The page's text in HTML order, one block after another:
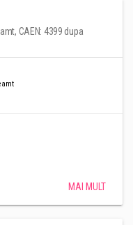
CAEN: 4399 dupa
MAI MULT